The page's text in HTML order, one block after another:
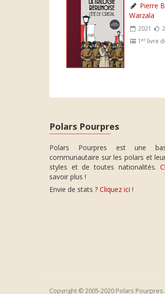
Pierre
Warzala
2021
1er livre
Polars Pourpres
Polars Pourpres est une
communautaire sur les polars et
styles et de toutes nationalités.
savoir plus !
Envie de stats ? Cliquez ici !
Copyright © 2005-2020 Polars